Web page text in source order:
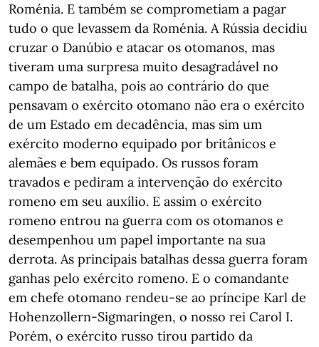
Roménia. E também se comprometiam a pagar
tudo o que levassem da Roménia. A Rússia decidiu
cruzar o Danúbio e atacar os otomanos, mas
tiveram uma surpresa muito desagradável no
campo de batalha, pois ao contrário do que
pensavam o exército otomano não era o exército
de um Estado em decadência, mas sim um
exército moderno equipado por britânicos e
alemães e bem equipado. Os russos foram
travados e pediram a intervenção do exército
romeno em seu auxílio. E assim o exército
romeno entrou na guerra com os otomanos e
desempenhou um papel importante na sua
derrota. As principais batalhas dessa guerra foram
ganhas pelo exército romeno. E o comandante
em chefe otomano rendeu-se ao príncipe Karl de
Hohenzollern-Sigmaringen, o nosso rei Carol I.
Porém, o exército russo tirou partido da